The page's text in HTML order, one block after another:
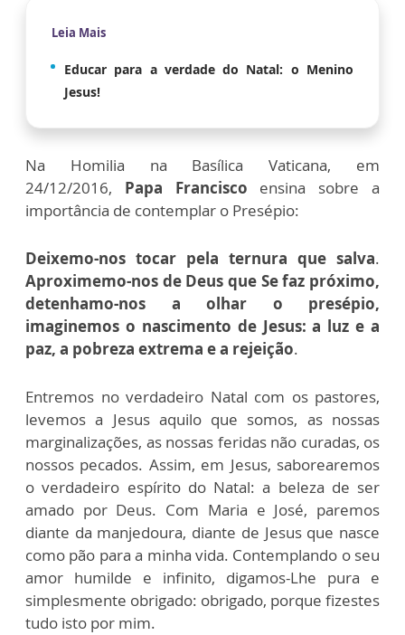
Leia Mais
Educar para a verdade do Natal: o Menino
Jesus!
Na Homilia na Basílica Vaticana, em
24/12/2016, Papa Francisco ensina sobre a
importância de contemplar o Presépio:
Deixemo-nos tocar pela ternura que salva.
Aproximemo-nos de Deus que Se faz próximo,
detenhamo-nos a olhar o presépio,
imaginemos o nascimento de Jesus: a luz e a
paz, a pobreza extrema e a rejeição.
Entremos no verdadeiro Natal com os pastores,
levemos a Jesus aquilo que somos, as nossas
marginalizações, as nossas feridas não curadas, os
nossos pecados. Assim, em Jesus, saborearemos
o verdadeiro espírito do Natal: a beleza de ser
amado por Deus. Com Maria e José, paremos
diante da manjedoura, diante de Jesus que nasce
como pão para a minha vida. Contemplando o seu
amor humilde e infinito, digamos-Lhe pura e
simplesmente obrigado: obrigado, porque fizestes
tudo isto por mim.